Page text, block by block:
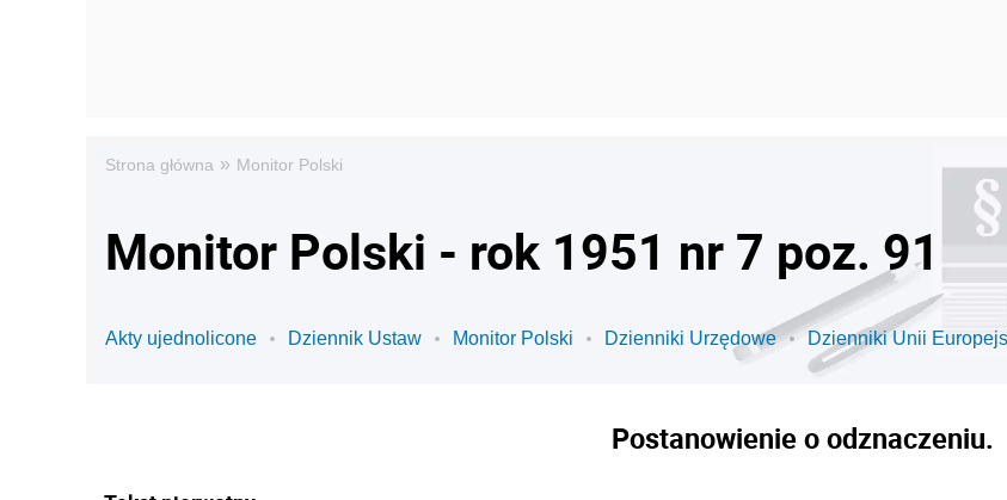
Strona główna » Monitor Polski
Monitor Polski - rok 1951 nr 7 poz. 91
Akty ujednolicone Dziennik Ustaw Monitor Polski Dzienniki Urzędowe Dzienniki Unii
Postanowienie o odznaczeniu.